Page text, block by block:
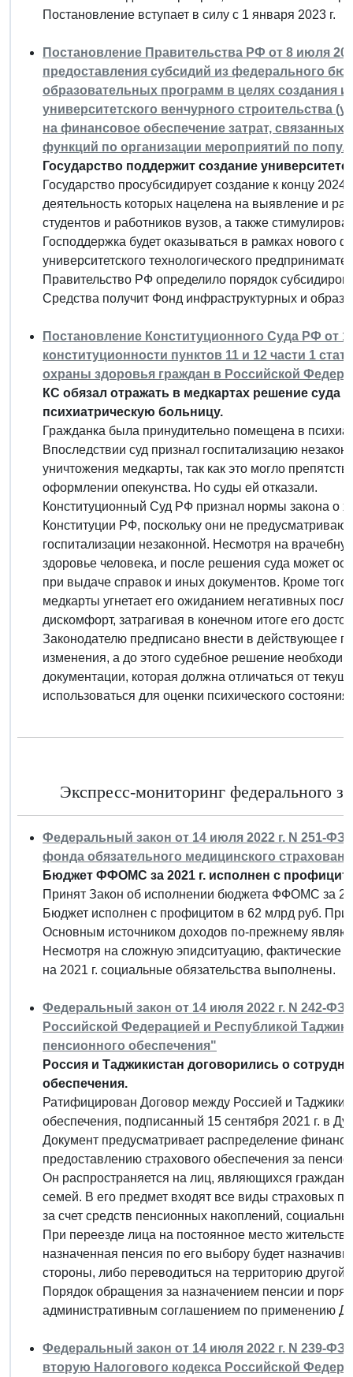
Постановление вступает в силу с 1 января 2023 г.
Постановление Правительства РФ от 8 июля
предоставления субсидий из федерального
образовательных программ в целях создания
университетского венчурного строительства
на финансовое обеспечение затрат,
функций по организации мероприятий по
Государство поддержит создание
Государство просубсидирует создание к концу 2024
деятельность которых нацелена на выявление и
студентов и работников вузов, а также
Господдержка будет оказываться в рамках нового
университетского технологического
Правительство РФ определило порядок
Средства получит Фонд инфраструктурных и
Постановление Конституционного Суда РФ от
конституционности пунктов 11 и 12 части 1
охраны здоровья граждан в Российской
КС обязал отражать в медкартах решение суда
психиатрическую больницу.
Гражданка была принудительно помещена в
Впоследствии суд признал госпитализацию
уничтожения медкарты, так как это могло
оформлении опекунства. Но суды ей отказали.
Конституционный Суд РФ признал нормы закона о
Конституции РФ, поскольку они не
госпитализации незаконной. Несмотря на
здоровье человека, и после решения суда может
при выдаче справок и иных документов. Кроме
медкарты угнетает его ожиданием негативных
дискомфорт, затрагивая в конечном итоге его
Законодателю предписано внести в действующее
изменения, а до этого судебное решение
документации, которая должна отличаться от
использоваться для оценки психического
Экспресс-мониторинг федерального
Федеральный закон от 14 июля 2022 г. N 251-
фонда обязательного медицинского
Бюджет ФФОМС за 2021 г. исполнен с
Принят Закон об исполнении бюджета ФФОМС за
Бюджет исполнен с профицитом в 62 млрд руб.
Основным источником доходов по-прежнему
Несмотря на сложную эпидситуацию,
на 2021 г. социальные обязательства выполнены.
Федеральный закон от 14 июля 2022 г. N 242-
Российской Федерацией и Республикой
пенсионного обеспечения"
Россия и Таджикистан договорились о
обеспечения.
Ратифицирован Договор между Россией и
обеспечения, подписанный 15 сентября 2021 г. в
Документ предусматривает распределение
предоставлению страхового обеспечения за
Он распространяется на лиц, являющихся
семей. В его предмет входят все виды страховых
за счет средств пенсионных накоплений,
При переезде лица на постоянное место
назначенная пенсия по его выбору будет
стороны, либо переводиться на территорию другой
Порядок обращения за назначением пенсии и
административным соглашением по применению
Федеральный закон от 14 июля 2022 г. N 239-
вторую Налогового кодекса Российской